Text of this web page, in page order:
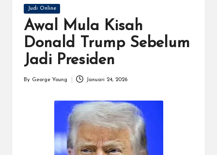
Posted
Judi Online
Awal Mula Kisah
Donald Trump Sebelum
Jadi Presiden
By George Young Januari 24, 2026